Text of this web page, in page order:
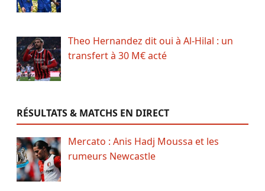
Theo Hernandez dit oui à Al-Hilal : un
transfert à 30 M€ acté
RÉSULTATS & MATCHS EN DIRECT
Mercato : Anis Hadj Moussa et les
rumeurs Newcastle